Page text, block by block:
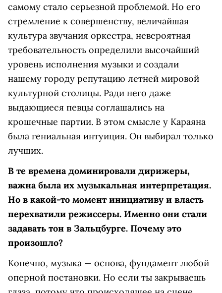
самому стало серьезной проблемой. Но его
стремление к совершенству, величайшая
культура звучания оркестра, невероятная
требовательность определили высочайший
уровень исполнения музыки и создали
нашему городу репутацию летней мировой
культурной столицы. Ради него даже
выдающиеся певцы соглашались на
крошечные партии. В этом смысле у Караяна
была гениальная интуиция. Он выбирал только
лучших.
В те времена доминировали дирижеры,
важна была их музыкальная интерпретация.
Но в какой-то момент инициативу и власть
перехватили режиссеры. Именно они стали
задавать тон в Зальц­бурге. Почему это
произошло?
Конечно, музыка — основа, фундамент любой
оперной постановки. Но если ты закрываешь